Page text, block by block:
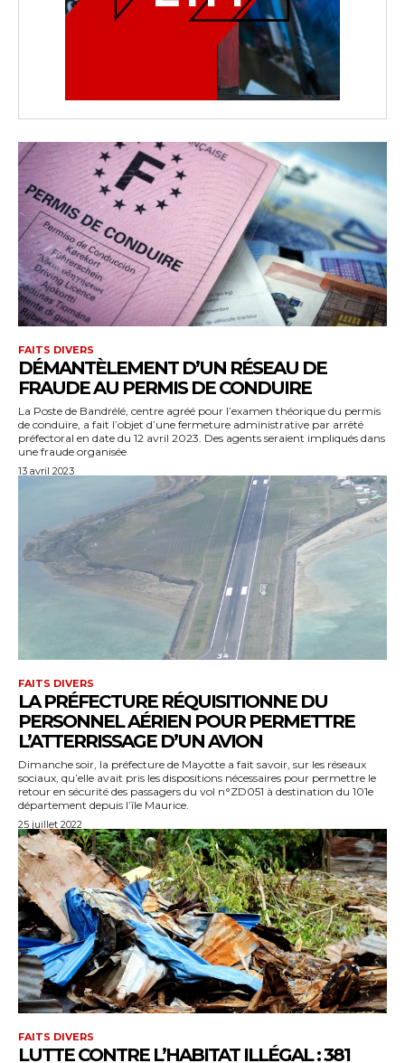
FAITS DIVERS
DÉMANTÈLEMENT D’UN RÉSEAU DE
FRAUDE AU PERMIS DE CONDUIRE
La Poste de Bandrélé, centre agréé pour l’examen théorique du permis
de conduire, a fait l’objet d’une fermeture administrative par arrêté
préfectoral en date du 12 avril 2023. Des agents seraient impliqués dans
une fraude organisée
13 avril 2023
FAITS DIVERS
LA PRÉFECTURE RÉQUISITIONNE DU
PERSONNEL AÉRIEN POUR PERMETTRE
L’ATTERRISSAGE D’UN AVION
Dimanche soir, la préfecture de Mayotte a fait savoir, sur les réseaux
sociaux, qu’elle avait pris les dispositions nécessaires pour permettre le
retour en sécurité des passagers du vol n°ZD051 à destination du 101e
département depuis l’île Maurice.
25 juillet 2022
FAITS DIVERS
LUTTE CONTRE L’HABITAT ILLÉGAL : 381